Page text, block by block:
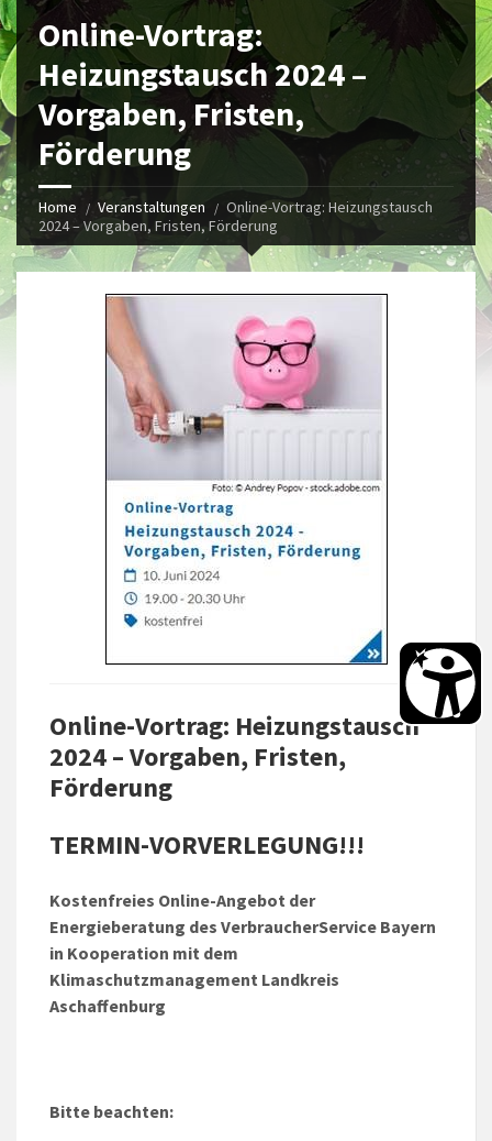
Online-Vortrag:
Heizungstausch 2024 –
Vorgaben, Fristen,
Förderung
Home Veranstaltungen
Online-Vortrag: Heizungstausch
2024 – Vorgaben, Fristen, Förderung
Online-Vortrag: Heizungstausch
2024 – Vorgaben, Fristen,
Förderung
TERMIN-VORVERLEGUNG!!!
Kostenfreies Online-Angebot der
Energieberatung des VerbraucherService Bayern
in Kooperation mit dem
Klimaschutzmanagement Landkreis
Aschaffenburg
Bitte beachten: